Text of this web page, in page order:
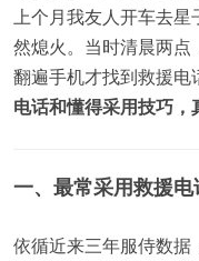
上个月我友人开车去
然熄火。当时清晨两
翻遍手机才找到救援电
电话和懂得采用技巧，
一、最常采用救援电
依循近来三年服侍数